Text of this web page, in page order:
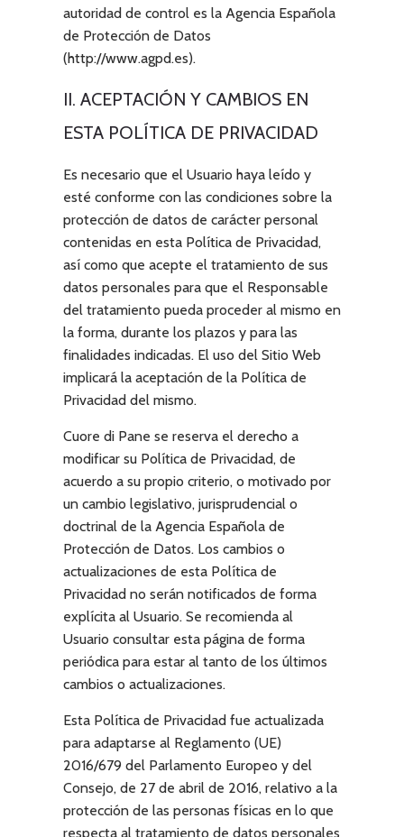
autoridad de control es la Agencia Española
de Protección de Datos
(http://www.agpd.es).
II. ACEPTACIÓN Y CAMBIOS EN
ESTA POLÍTICA DE PRIVACIDAD
Es necesario que el Usuario haya leído y
esté conforme con las condiciones sobre la
protección de datos de carácter personal
contenidas en esta Política de Privacidad,
así como que acepte el tratamiento de sus
datos personales para que el Responsable
del tratamiento pueda proceder al mismo en
la forma, durante los plazos y para las
finalidades indicadas. El uso del Sitio Web
implicará la aceptación de la Política de
Privacidad del mismo.
Cuore di Pane se reserva el derecho a
modificar su Política de Privacidad, de
acuerdo a su propio criterio, o motivado por
un cambio legislativo, jurisprudencial o
doctrinal de la Agencia Española de
Protección de Datos. Los cambios o
actualizaciones de esta Política de
Privacidad no serán notificados de forma
explícita al Usuario. Se recomienda al
Usuario consultar esta página de forma
periódica para estar al tanto de los últimos
cambios o actualizaciones.
Esta Política de Privacidad fue actualizada
para adaptarse al Reglamento (UE)
2016/679 del Parlamento Europeo y del
Consejo, de 27 de abril de 2016, relativo a la
protección de las personas físicas en lo que
respecta al tratamiento de datos personales